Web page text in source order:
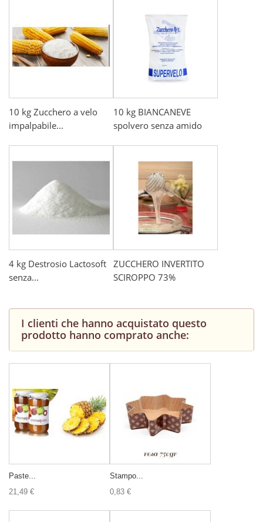
10 kg Zucchero a velo
impalpabile...
10 kg BIANCANEVE
spolvero senza amido
4 kg Destrosio Lactosoft
senza...
ZUCCHERO INVERTITO
SCIROPPO 73%
I clienti che hanno acquistato questo
prodotto hanno comprato anche:
Paste...
21,49 €
Stampo...
0,83 €